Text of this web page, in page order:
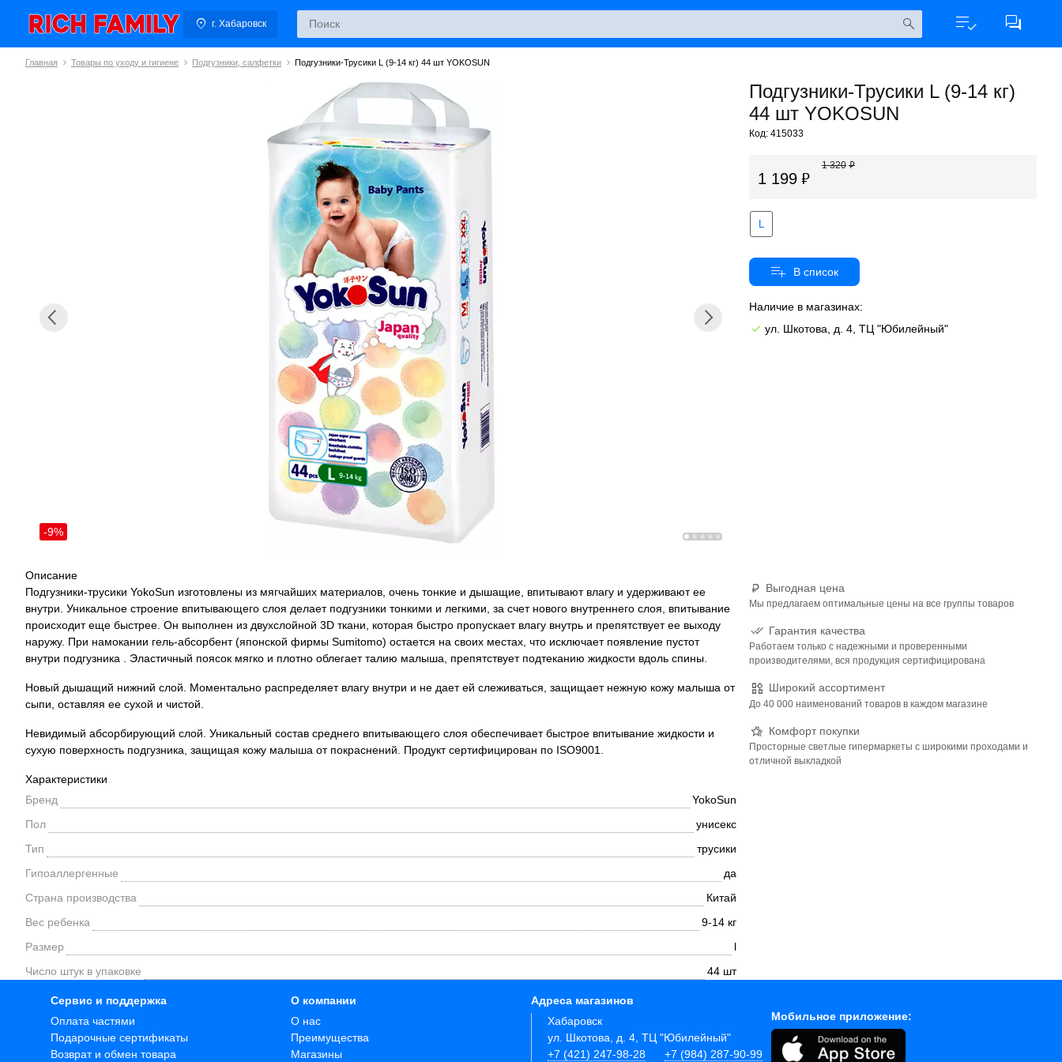
г. Хабаровск
Главная Товары по уходу и гигиене Подгузники, салфетки Подгузники-Трусики L (9-14 кг) 44 шт YOKOSUN
Подгузники-Трусики L (9-14 кг)
44 шт YOKOSUN
Код: 415033
-9%
1 199
1 320
L
Наличие в магазинах:
ул. Шкотова, д. 4, ТЦ "Юбилейный"
Описание
Подгузники-трусики YokoSun изготовлены из мягчайших материалов, очень тонкие и дышащие, впитывают влагу и удерживают ее
внутри. Уникальное строение впитывающего слоя делает подгузники тонкими и легкими, за счет нового внутреннего слоя, впитывание
происходит еще быстрее. Он выполнен из двухслойной 3D ткани, которая быстро пропускает влагу внутрь и препятствует ее выходу
наружу. При намокании гель-абсорбент (японской фирмы Sumitomo) остается на своих местах, что исключает появление пустот
внутри подгузника . Эластичный поясок мягко и плотно облегает талию малыша, препятствует подтеканию жидкости вдоль спины.
Новый дышащий нижний слой. Моментально распределяет влагу внутри и не дает ей слеживаться, защищает нежную кожу малыша от
сыпи, оставляя ее сухой и чистой.
Невидимый абсорбирующий слой. Уникальный состав среднего впитывающего слоя обеспечивает быстрое впитывание жидкости и
сухую поверхность подгузника, защищая кожу малыша от покраснений. Продукт сертифицирован по ISO9001.
Выгодная цена
Мы предлагаем оптимальные цены на все группы товаров
Гарантия качества
Работаем только с надежными и проверенными
производителями, вся продукция сертифицирована
Широкий ассортимент
До 40 000 наименований товаров в каждом магазине
Комфорт покупки
Просторные светлые гипермаркеты с широкими проходами и
отличной выкладкой
Характеристики
Бренд
YokoSun
Пол
унисекс
Тип
трусики
Гипоаллергенные
да
Страна производства
Китай
Вес ребенка
9-14 кг
Размер
l
Число штук в упаковке
44 шт
Сервис и поддержка
Оплата частями
Подарочные сертификаты
Возврат и обмен товара
О компании
О нас
Преимущества
Магазины
Адреса магазинов
Хабаровск
ул. Шкотова, д. 4, ТЦ "Юбилейный"
+7 (421) 247-98-28
+7 (984) 287-90-99
Мобильное приложение: